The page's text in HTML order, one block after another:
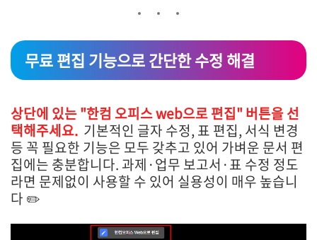
무료 편집 기능으로 간단한 수정 해결
상단에 있는 "한컴 오피스 web으로 편집" 버튼을 선
택해주세요. 기본적인 글자 수정, 표 편집, 서식 변경
등 꼭 필요한 기능은 모두 갖추고 있어 가벼운 문서 편
집에는 충분합니다. 과제·업무 보고서·표 수정 정도
라면 문제없이 사용할 수 있어 실용성이 매우 높습니
다 ✏️